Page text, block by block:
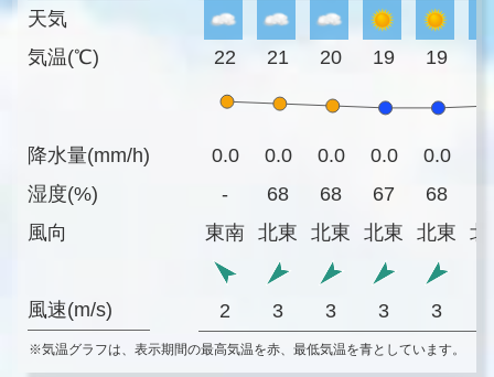
天気
気温(℃)
降水量(mm/h)
湿度(%)
風向
風速(m/s)
22 21 20 19 19
0.0 0.0 0.0 0.0 0.0
-
68 68 67 68
東南
北東 北東 北東 北東 北
2 3 3 3 3
※気温グラフは、表示期間の最高気温を赤、最低気温を青としています。